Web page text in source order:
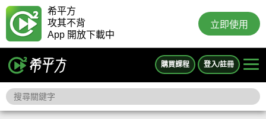
希平方
攻其不背
App 開放下載中
立即使用
購買課程 登入/註冊